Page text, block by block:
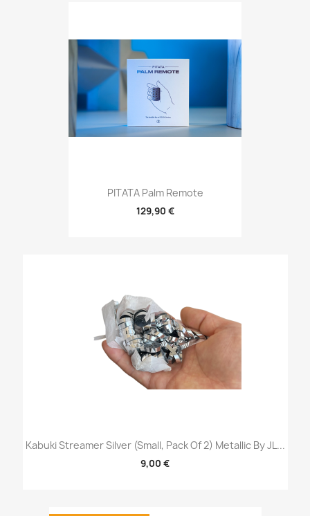
PITATA Palm Remote
129,90 €
Kabuki Streamer Silver (Small, Pack Of 2) Metallic By JL...
9,00 €